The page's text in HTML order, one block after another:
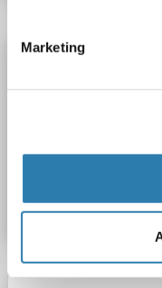
Marketing
OR1D5 ELISA Kit
OR1D5 Reaktivität:
Datenblatt